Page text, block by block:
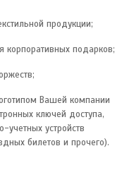
продукции;
корпоративных подарков;
Вашей компании
ключей доступа,
учетных устройств
билетов и прочего).